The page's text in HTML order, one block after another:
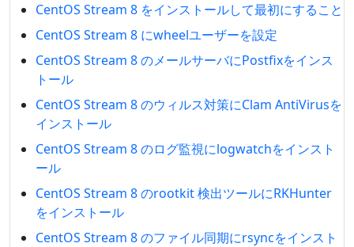
CentOS Stream 8 をインストールして最初にすること
CentOS Stream 8 にwheelユーザーを設定
CentOS Stream 8 のメールサーバにPostfixをインス
トール
CentOS Stream 8 のウィルス対策にClam AntiVirusを
インストール
CentOS Stream 8 のログ監視にlogwatchをインスト
ール
CentOS Stream 8 のrootkit 検出ツールにRKHunter
をインストール
CentOS Stream 8 のファイル同期にrsyncをインスト